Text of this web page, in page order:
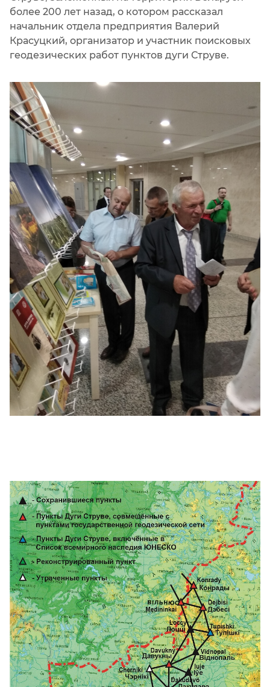
более 200 лет назад, о котором рассказал
начальник отдела предприятия Валерий
Красуцкий, организатор и участник поисковых
геодезических работ пунктов дуги Струве.